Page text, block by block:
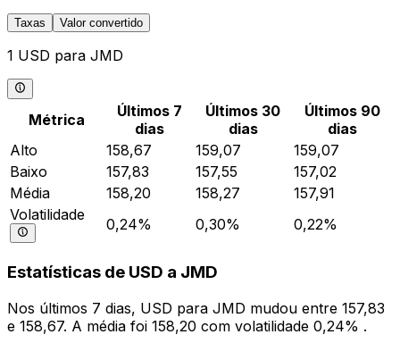
Taxas Valor convertido
1 USD para JMD
Métrica
Últimos 7
dias
Últimos 30
dias
Últimos 90
dias
Alto
158,67 159,07
159,07
Baixo
157,83 157,55
157,02
Média
158,20 158,27
157,91
Volatilidade
0,24% 0,30% 0,22%
Estatísticas de USD a JMD
Nos últimos 7 dias, USD para JMD mudou entre 157,83
e 158,67. A média foi 158,20 com volatilidade 0,24% .